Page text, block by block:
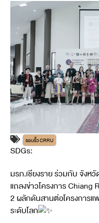
รอบรั้ว CRRU
SDGs:
มรภ.เชียงราย ร่วมกับ จังห
แถลงข่าวโครงการ Chiang
2 ผลักดันสานต่อโครงการแ
ระดับโลก